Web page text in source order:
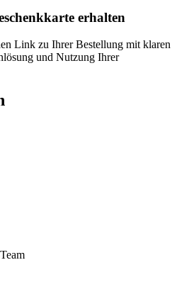
erhalten
Link zu Ihrer Bestellung mit klaren
und Nutzung Ihrer